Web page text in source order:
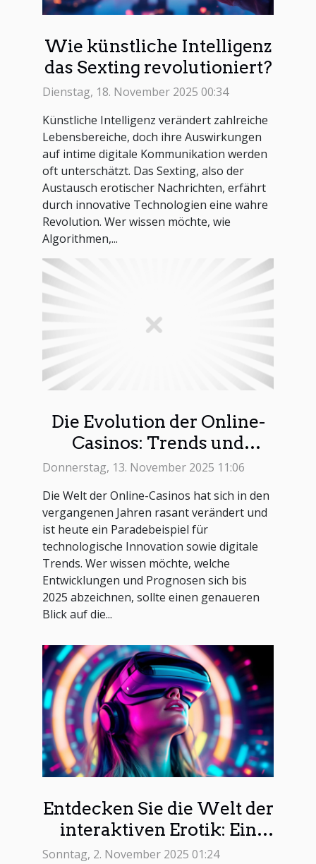
Wie künstliche Intelligenz
das Sexting revolutioniert?
Dienstag, 18. November 2025 00:34
Künstliche Intelligenz verändert zahlreiche
Lebensbereiche, doch ihre Auswirkungen
auf intime digitale Kommunikation werden
oft unterschätzt. Das Sexting, also der
Austausch erotischer Nachrichten, erfährt
durch innovative Technologien eine wahre
Revolution. Wer wissen möchte, wie
Algorithmen,...
Die Evolution der Online-
Casinos: Trends und
Prognosen für 2025
Donnerstag, 13. November 2025 11:06
Die Welt der Online-Casinos hat sich in den
vergangenen Jahren rasant verändert und
ist heute ein Paradebeispiel für
technologische Innovation sowie digitale
Trends. Wer wissen möchte, welche
Entwicklungen und Prognosen sich bis
2025 abzeichnen, sollte einen genaueren
Blick auf die...
Entdecken Sie die Welt der
interaktiven Erotik: Ein
Leitfaden zu virtuellen
Sonntag, 2. November 2025 01:24